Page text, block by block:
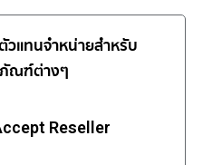
แทนจำหน่ายสำหรับ
ณฑ์ต่างๆ
Reseller